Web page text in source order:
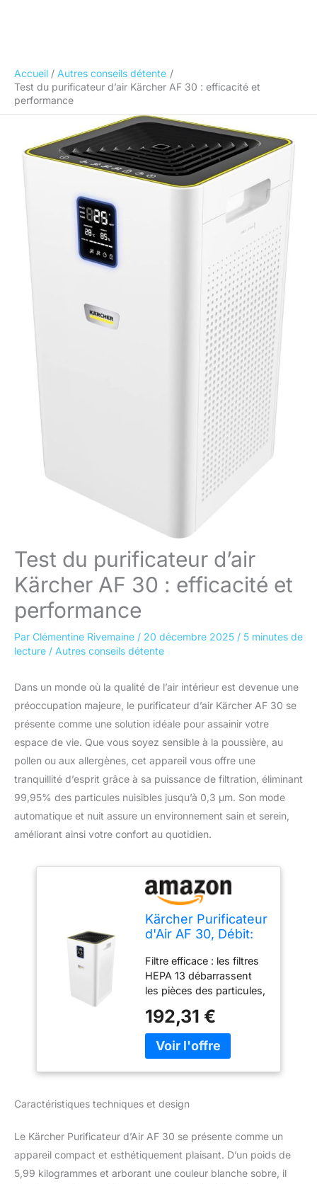
Accueil
Autres conseils détente
Test du purificateur d’air Kärcher AF 30 : efficacité et
performance
Test du purificateur d’air
Kärcher AF 30 : efficacité et
performance
Par Clémentine Rivemaine / 20 décembre 2025 / 5 minutes de
lecture / Autres conseils détente
Dans un monde où la qualité de l’air intérieur est devenue une
préoccupation majeure, le purificateur d’air Kärcher AF 30 se
présente comme une solution idéale pour assainir votre
espace de vie. Que vous soyez sensible à la poussière, au
pollen ou aux allergènes, cet appareil vous offre une
tranquillité d’esprit grâce à sa puissance de filtration, éliminant
99,95% des particules nuisibles jusqu’à 0,3 μm. Son mode
automatique et nuit assure un environnement sain et serein,
améliorant ainsi votre confort au quotidien.
Kärcher Purificateur
d'Air AF 30, Débit:
Pièce: 30 m²,
Puissance Filtration:
Élimine 99,95% des
Particules jusqu'à
0,3 μm type
Poussière, Pollen &
Allergènes, Mode
Filtre efficace : les filtres
HEPA 13 débarrassent
les pièces des particules,
pathogènes d'une taille
maximale de 0,3 µm. La
cartouche de charbon
moteur de l'AF 30 génère
avec un débit d'air de
320 m³/h. L'air des
pièces de moins de 30
192,31 €
Caractéristiques techniques et design
Le Kärcher Purificateur d’Air AF 30 se présente comme un
appareil compact et esthétiquement plaisant. D’un poids de
5,99 kilogrammes et arborant une couleur blanche sobre, il